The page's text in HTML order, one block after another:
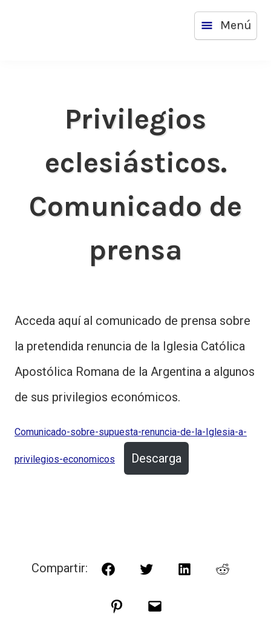
Menú
Privilegios
eclesiásticos.
Comunicado de
prensa
Acceda aquí al comunicado de prensa sobre
la pretendida renuncia de la Iglesia Católica
Apostólica Romana de la Argentina a algunos
de sus privilegios económicos.
Comunicado-sobre-supuesta-renuncia-de-la-Iglesia-a-
privilegios-economicos Descarga
Compartir: FacebookTwitterLinkedInReddit
PinterestCorreo